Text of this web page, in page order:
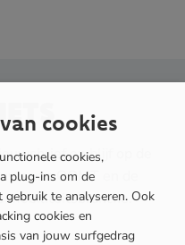
en blijf op de
van OOMT en de
cookies
cookies,
plug-ins om de
te analyseren. Ook
cookies en
van jouw surfgedrag